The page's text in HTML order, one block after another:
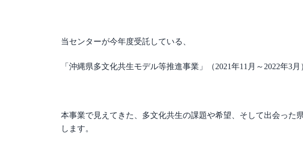
当センターが今年度受託している、
「沖縄県多文化共生モデル等推進事業」（2021年11月～2022年3
本事業で見えてきた、多文化共生の課題や希望、そして出会った
します。